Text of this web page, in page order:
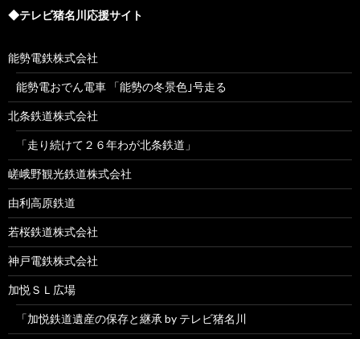
◆テレビ猪名川応援サイト
能勢電鉄株式会社
能勢電おでん電車 「能勢の冬景色｣号走る
北条鉄道株式会社
「走り続けて２６年わが北条鉄道」
嵯峨野観光鉄道株式会社
由利高原鉄道
若桜鉄道株式会社
神戸電鉄株式会社
加悦ＳＬ広場
「加悦鉄道遺産の保存と継承 by テレビ猪名川